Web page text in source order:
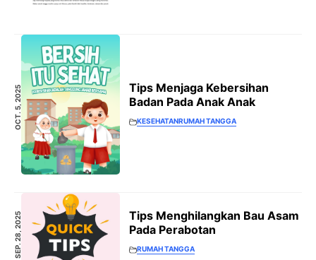
OCT. 5, 2025
Tips Menjaga Kebersihan
Badan Pada Anak Anak
KESEHATANRUMAH TANGGA
SEP. 28, 2025
Tips Menghilangkan Bau Asam
Pada Perabotan
RUMAH TANGGA